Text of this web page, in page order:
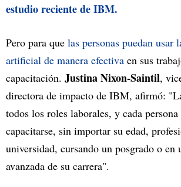
estudio reciente de IBM.
Pero para que las personas puedan usar
artificial de manera efectiva en sus
capacitación. Justina Nixon-Saintil,
directora de impacto de IBM, afirmó:
todos los roles laborales, y cada persona
capacitarse, sin importar su edad,
universidad, cursando un posgrado o en
avanzada de su carrera".